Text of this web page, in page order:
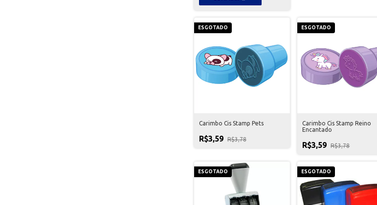
ESGOTADO
Carimbo Cis Stamp Pets
R$3,59 R$3,78
ESGOTADO
Carimbo Cis Stamp Reino
Encantado
R$3,59 R$3,78
ESGOTADO ESGOTADO